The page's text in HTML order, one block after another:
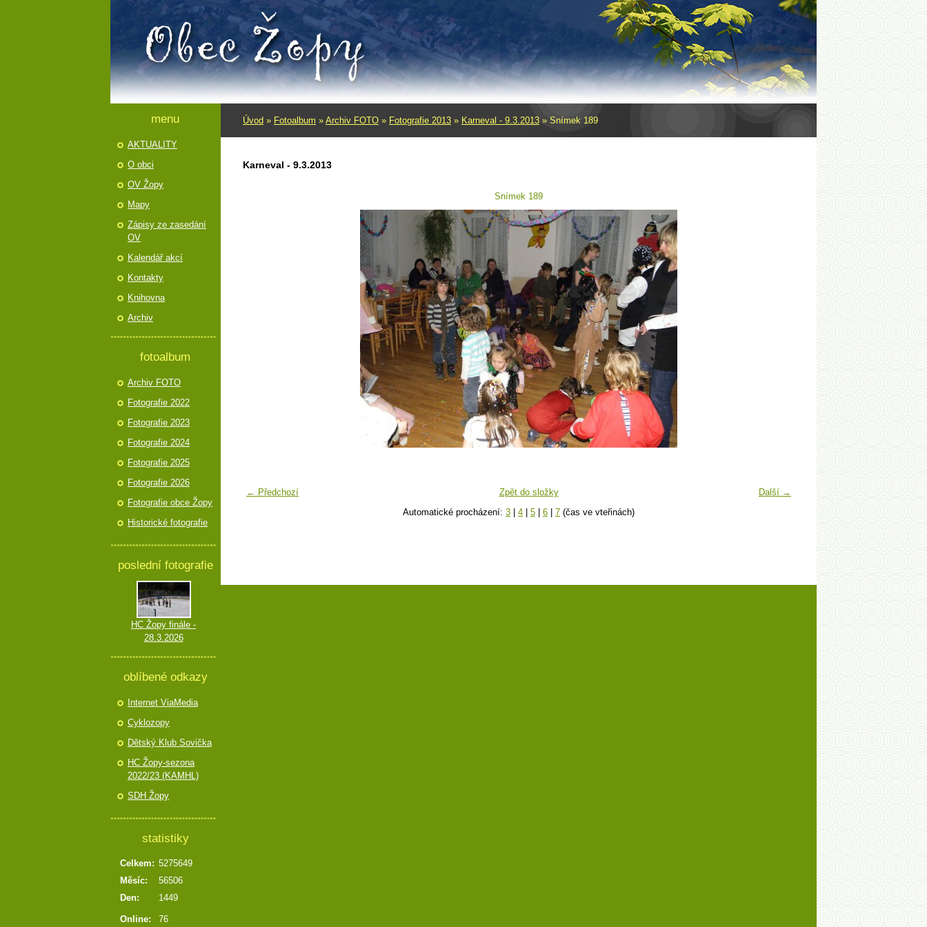
Úvod » Fotoalbum » Archiv FOTO » Fotografie 2013 » Karneval - 9.3.2013 » Snímek 189
Karneval - 9.3.2013
Snímek 189
← Předchozí Další →
Zpět do složky
Automatické procházení: 3 4 5 6 7 (čas ve vteřinách)
menu
AKTUALITY
O obci
OV Žopy
Mapy
Zápisy ze zasedání
OV
Kalendář akcí
Kontakty
Knihovna
Archiv
fotoalbum
Archiv FOTO
Fotografie 2022
Fotografie 2023
Fotografie 2024
Fotografie 2025
Fotografie 2026
Fotografie obce Žopy
Historické fotografie
poslední fotografie
HC Žopy finále -
28.3.2026
oblíbené odkazy
Internet ViaMedia
Cyklozopy
Dětský Klub Sovička
HC Žopy-sezona
2022/23 (KAMHL)
SDH Žopy
statistiky
Online: 76
Celkem: 5275649
Měsíc:
56506
Den:
1449